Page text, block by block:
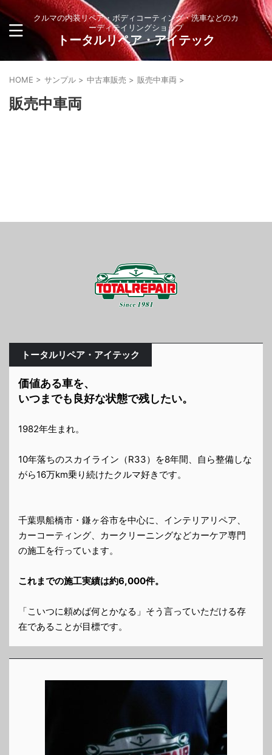
クルマの内装リペア・ボディコーティング・洗車などのカ
ーディテイリングショップ
トータルリペア・アイテック
HOME > サンプル > 中古車販売 > 販売中車両 >
販売中車両
トータルリペア・アイテック
価値ある車を、
いつまでも良好な状態で残したい。
1982年生まれ。
10年落ちのスカイライン（R33）を8年間、自ら整備しな
がら16万km乗り続けたクルマ好きです。
千葉県船橋市・鎌ヶ谷市を中心に、インテリアリペア、
カーコーティング、カークリーニングなどカーケア専門
の施工を行っています。
これまでの施工実績は約6,000件。
「こいつに頼めば何とかなる」そう言っていただける存
在であることが目標です。